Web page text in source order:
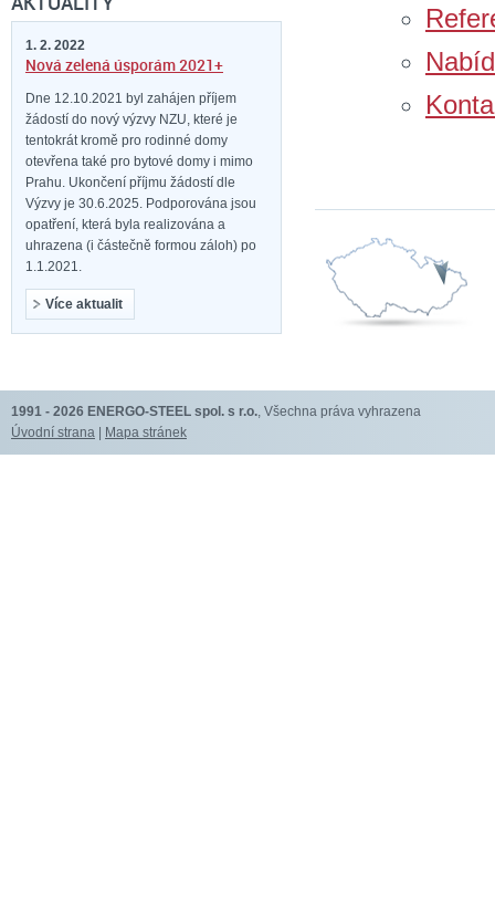
1. 2. 2022
Nová zelená úsporám 2021+
Dne 12.10.2021 byl zahájen příjem
žádostí do nový výzvy NZU, které je
tentokrát kromě pro rodinné domy
otevřena také pro bytové domy i mimo
Prahu. Ukončení příjmu žádostí dle
Výzvy je 30.6.2025. Podporována jsou
opatření, která byla realizována a
uhrazena (i částečně formou záloh) po
1.1.2021.
Více aktualit
1991 - 2026 ENERGO-STEEL spol. s r.o., Všechna práva vyhrazena
Úvodní strana
Mapa stránek